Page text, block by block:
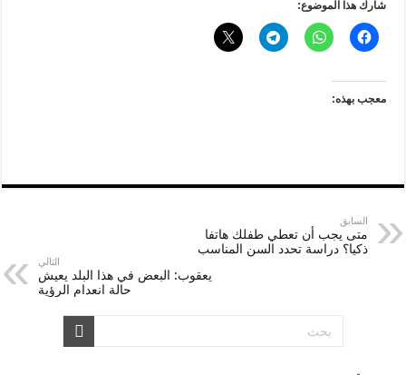
شارك هذا الموضوع:
معجب بهذه:
السابق
متى يجب أن تعطي طفلك هاتفا
ذكيا؟ دراسة تحدد السن المناسب
التالي
يعقوب: البعض في هذا البلد يعيش
حالة انعدام الرؤية